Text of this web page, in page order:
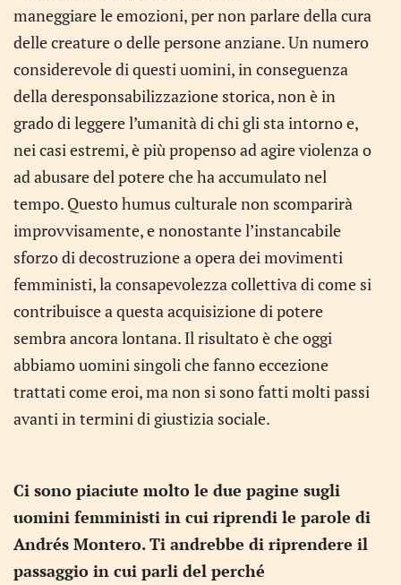
maneggiare le emozioni, per non parlare della cura
delle creature o delle persone anziane. Un numero
considerevole di questi uomini, in conseguenza
della deresponsabilizzazione storica, non è in
grado di leggere l’umanità di chi gli sta intorno e,
nei casi estremi, è più propenso ad agire violenza o
ad abusare del potere che ha accumulato nel
tempo. Questo humus culturale non scomparirà
improvvisamente, e nonostante l’instancabile
sforzo di decostruzione a opera dei movimenti
femministi, la consapevolezza collettiva di come si
contribuisce a questa acquisizione di potere
sembra ancora lontana. Il risultato è che oggi
abbiamo uomini singoli che fanno eccezione
trattati come eroi, ma non si sono fatti molti passi
avanti in termini di giustizia sociale.
Ci sono piaciute molto le due pagine sugli
uomini femministi in cui riprendi le parole di
Andrés Montero. Ti andrebbe di riprendere il
passaggio in cui parli del perché